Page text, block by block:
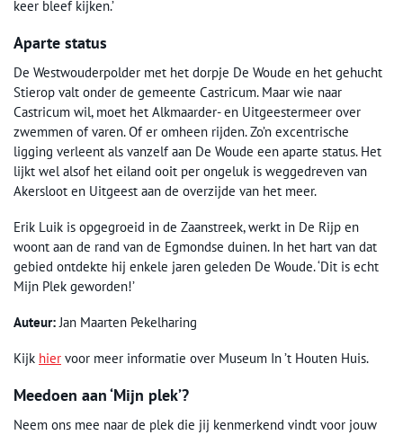
keer bleef kijken.’
Aparte status
De Westwouderpolder met het dorpje De Woude en het gehucht
Stierop valt onder de gemeente Castricum. Maar wie naar
Castricum wil, moet het Alkmaarder- en Uitgeestermeer over
zwemmen of varen. Of er omheen rijden. Zo’n excentrische
ligging verleent als vanzelf aan De Woude een aparte status. Het
lijkt wel alsof het eiland ooit per ongeluk is weggedreven van
Akersloot en Uitgeest aan de overzijde van het meer.
Erik Luik is opgegroeid in de Zaanstreek, werkt in De Rijp en
woont aan de rand van de Egmondse duinen. In het hart van dat
gebied ontdekte hij enkele jaren geleden De Woude. ‘Dit is echt
Mijn Plek geworden!’
Auteur:Jan Maarten Pekelharing
Kijk hier voor meer informatie over Museum In ’t Houten Huis.
Meedoen aan ‘Mijn plek’?
Neem ons mee naar de plek die jij kenmerkend vindt voor jouw